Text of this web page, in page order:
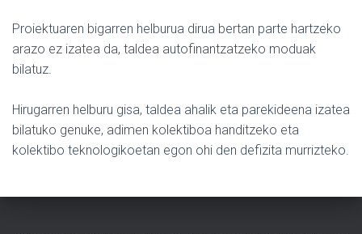
Proiektuaren bigarren helburua dirua bertan parte hartzeko
arazo ez izatea da, taldea autofinantzatzeko moduak
bilatuz.
Hirugarren helburu gisa, taldea ahalik eta parekideena izatea
bilatuko genuke, adimen kolektiboa handitzeko eta
kolektibo teknologikoetan egon ohi den defizita murrizteko.